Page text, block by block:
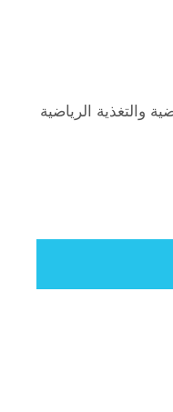
والتغذية الرياضية